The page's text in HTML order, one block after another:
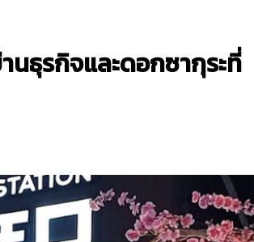
ธุรกิจและดอกซากุระที่